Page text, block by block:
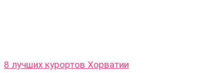
8 лучших курортов Хорватии